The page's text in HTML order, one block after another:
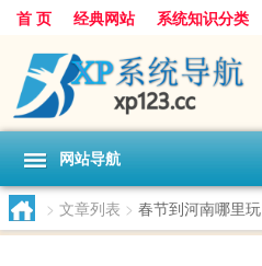
首 页 经典网站 系统知识分类
网站导航
> 文章列表 > 春节到河南哪里玩